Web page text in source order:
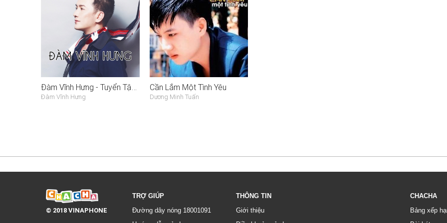
Đàm Vĩnh Hưng
Cần Lắm Một Tình Yêu
Dương Minh Tuấn
© 2018 VINAPHONE
TRỢ GIÚP
Đường dây nóng 18001091
THÔNG TIN
Giới thiệu
CHACHA
Bảng xếp